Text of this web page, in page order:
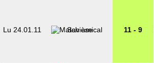
Lu 24.01.11 Savièse 11 - 9